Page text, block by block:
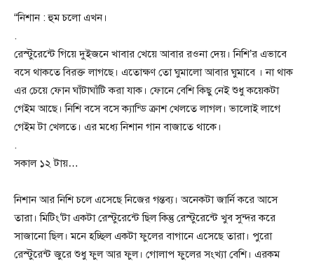
“নিশান : হুম চলো এখন।
.
রেস্টুরেন্টে গিয়ে দুইজনে খাবার খেয়ে আবার রওনা দেয়। নিশি’র এভাবে
বসে থাকতে বিরক্ত লাগছে। এতোক্ষণ তো ঘুমালো আবার ঘুমাবে । না থাক
এর চেয়ে ফোন ঘাঁটাঘাঁটি করা যাক। ফোনে বেশি কিছু নেই শুধু কয়েকটা
গেইম আছে। নিশি বসে বসে ক্যান্ডি ক্রাশ খেলতে লাগল। ভালোই লাগে
গেইম টা খেলতে। এর মধ্যে নিশান গান বাজাতে থাকে।
.
সকাল ১২ টায়…
নিশান আর নিশি চলে এসেছে নিজের গন্তব্য। অনেকটা জার্নি করে আসে
তারা। মিটিং’টা একটা রেস্টুরেন্টে ছিল কিন্তু রেস্টুরেন্টে খুব সুন্দর করে
সাজানো ছিল। মনে হচ্ছিল একটা ফুলের বাগানে এসেছে তারা।‌ পুরো
রেস্টুরেন্ট জুরে শুধু ফুল আর ফুল। গোলাপ ফুলের সংখ্যা বেশি। এরকম